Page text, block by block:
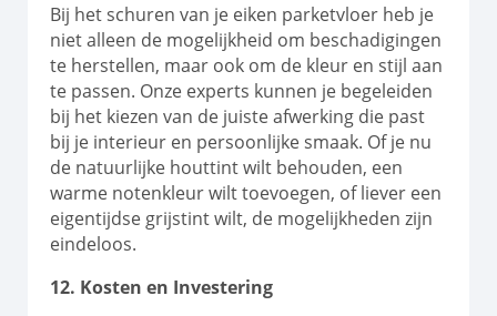
Bij het schuren van je eiken parketvloer heb je
niet alleen de mogelijkheid om beschadigingen
te herstellen, maar ook om de kleur en stijl aan
te passen. Onze experts kunnen je begeleiden
bij het kiezen van de juiste afwerking die past
bij je interieur en persoonlijke smaak. Of je nu
de natuurlijke houttint wilt behouden, een
warme notenkleur wilt toevoegen, of liever een
eigentijdse grijstint wilt, de mogelijkheden zijn
eindeloos.
12. Kosten en Investering